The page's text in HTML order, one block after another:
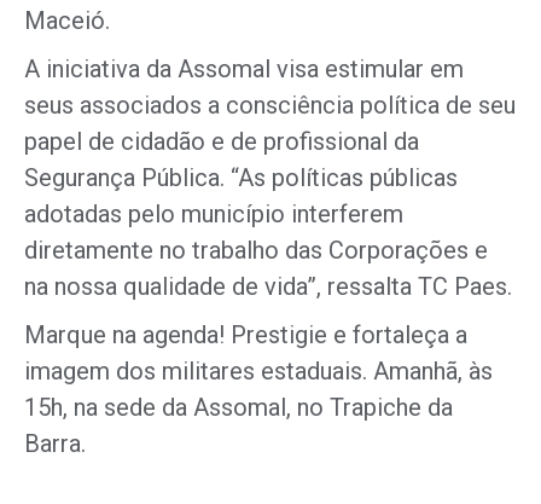
Maceió.
A iniciativa da Assomal visa estimular em
seus associados a consciência política de seu
papel de cidadão e de profissional da
Segurança Pública. “As políticas públicas
adotadas pelo município interferem
diretamente no trabalho das Corporações e
na nossa qualidade de vida”, ressalta TC Paes.
Marque na agenda! Prestigie e fortaleça a
imagem dos militares estaduais. Amanhã, às
15h, na sede da Assomal, no Trapiche da
Barra.